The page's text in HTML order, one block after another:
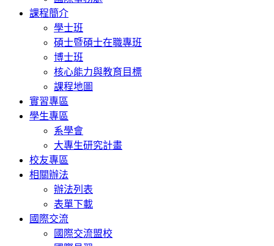
課程簡介
學士班
碩士暨碩士在職專班
博士班
核心能力與教育目標
課程地圖
實習專區
學生專區
系學會
大專生研究計畫
校友專區
相關辦法
辦法列表
表單下載
國際交流
國際交流盟校